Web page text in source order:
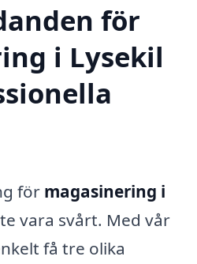
för
i Lysekil
för magasinering i
vara svårt. Med vår
få tre olika